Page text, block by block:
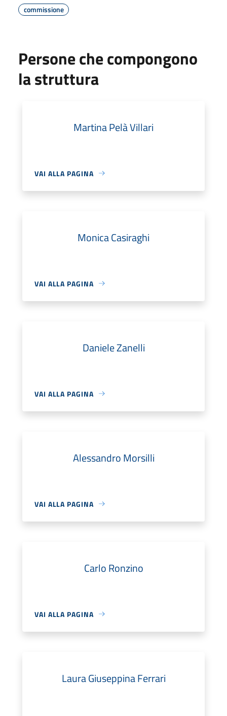
commissione
Persone che compongono
la struttura
Martina Pelà Villari
VAI ALLA PAGINA
Monica Casiraghi
VAI ALLA PAGINA
Daniele Zanelli
VAI ALLA PAGINA
Alessandro Morsilli
VAI ALLA PAGINA
Carlo Ronzino
VAI ALLA PAGINA
Laura Giuseppina Ferrari